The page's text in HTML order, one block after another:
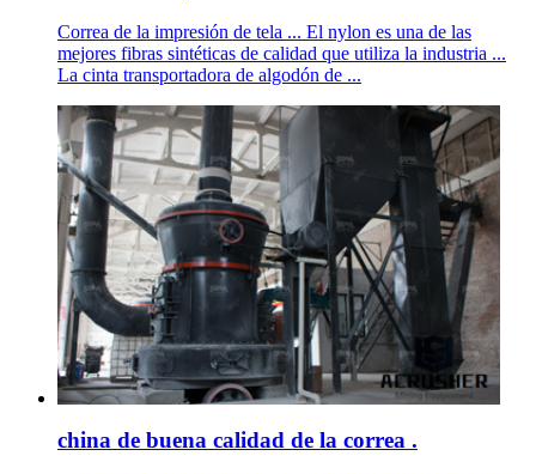
Correa de la impresión de tela ... El nylon es una de las
mejores fibras sintéticas de calidad que utiliza la industria ...
La cinta transportadora de algodón de ...
china de buena calidad de la correa .